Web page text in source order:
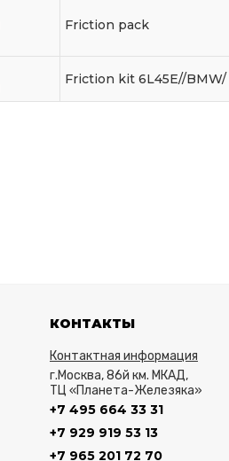
Friction pack
Friction kit 6L45E//BMW/
КОНТАКТЫ
Контактная информация
г.Москва, 86й км. МКАД,
ТЦ «Планета-Железяка»
+7 495 664 33 31
+7 929 919 53 13
+7 965 201 72 70